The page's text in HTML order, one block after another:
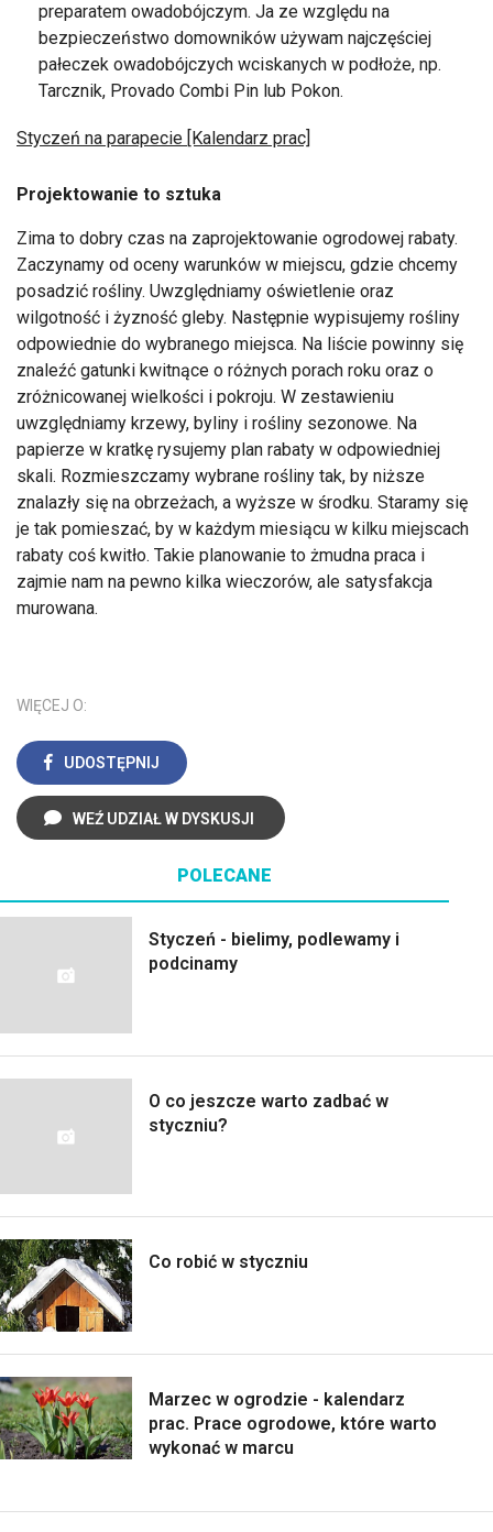
preparatem owadobójczym. Ja ze względu na
bezpieczeństwo domowników używam najczęściej
pałeczek owadobójczych wciskanych w podłoże, np.
Tarcznik, Provado Combi Pin lub Pokon.
Styczeń na parapecie [Kalendarz prac]
Projektowanie to sztuka
Zima to dobry czas na zaprojektowanie ogrodowej rabaty.
Zaczynamy od oceny warunków w miejscu, gdzie chcemy
posadzić rośliny. Uwzględniamy oświetlenie oraz
wilgotność i żyzność gleby. Następnie wypisujemy rośliny
odpowiednie do wybranego miejsca. Na liście powinny się
znaleźć gatunki kwitnące o różnych porach roku oraz o
zróżnicowanej wielkości i pokroju. W zestawieniu
uwzględniamy krzewy, byliny i rośliny sezonowe. Na
papierze w kratkę rysujemy plan rabaty w odpowiedniej
skali. Rozmieszczamy wybrane rośliny tak, by niższe
znalazły się na obrzeżach, a wyższe w środku. Staramy się
je tak pomieszać, by w każdym miesiącu w kilku miejscach
rabaty coś kwitło. Takie planowanie to żmudna praca i
zajmie nam na pewno kilka wieczorów, ale satysfakcja
murowana.
WIĘCEJ O:
UDOSTĘPNIJ
WEŹ UDZIAŁ W DYSKUSJI
POLECANE
Styczeń - bielimy, podlewamy i
podcinamy
O co jeszcze warto zadbać w
styczniu?
Co robić w styczniu
Marzec w ogrodzie - kalendarz
prac. Prace ogrodowe, które warto
wykonać w marcu